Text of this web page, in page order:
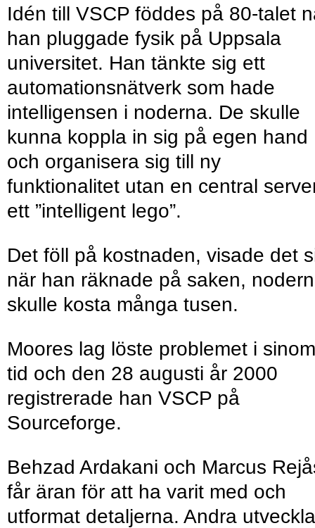
Idén till VSCP föddes på 80-talet
han pluggade fysik på Uppsala
universitet. Han tänkte sig ett
automationsnätverk som hade
intelligensen i noderna. De skulle
kunna koppla in sig på egen hand
och organisera sig till ny
funktionalitet utan en central
ett ”intelligent lego”.
Det föll på kostnaden, visade det
när han räknade på saken,
skulle kosta många tusen.
Moores lag löste problemet i sinom
tid och den 28 augusti år 2000
registrerade han VSCP på
Sourceforge.
Behzad Ardakani och Marcus
får äran för att ha varit med och
utformat detaljerna. Andra